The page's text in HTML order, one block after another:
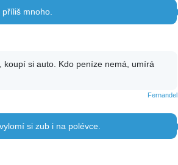
mnoho.
koupí si auto. Kdo peníze nemá, umírá
Fernandel
si zub i na polévce.